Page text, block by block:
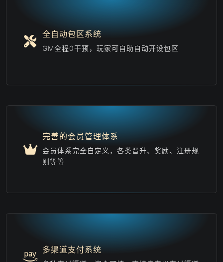
全自动包区系统
GM全程0干预，玩家可自助自动开设包区
完善的会员管理体系
会员体系完全自定义，各类晋升、奖励、注册规
则等等
多渠道支付系统